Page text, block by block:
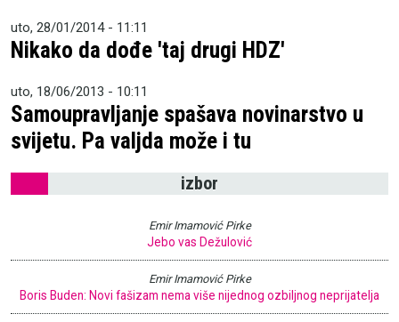
uto, 28/01/2014 - 11:11
Nikako da dođe 'taj drugi HDZ'
uto, 18/06/2013 - 10:11
Samoupravljanje spašava novinarstvo u
svijetu. Pa valjda može i tu
izbor
Emir Imamović Pirke
Jebo vas Dežulović
Emir Imamović Pirke
Boris Buden: Novi fašizam nema više nijednog ozbiljnog neprijatelja